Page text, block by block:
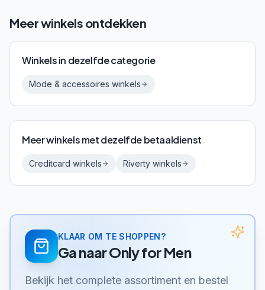
Meer winkels ontdekken
Winkels in dezelfde categorie
Mode & accessoires winkels
Meer winkels met dezelfde betaaldienst
Creditcard winkels Riverty winkels
KLAAR OM TE SHOPPEN?
Ga naarOnly for Men
Bekijk het complete assortiment en bestel